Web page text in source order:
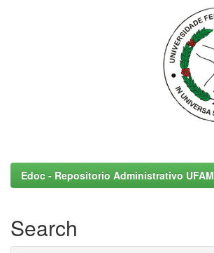
Edoc - Repositorio Administrativo UFAM
Search